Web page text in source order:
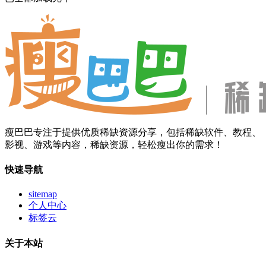
瘦巴巴专注于提供优质稀缺资源分享，包括稀缺软件、教程、
影视、游戏等内容，稀缺资源，轻松瘦出你的需求！
快速导航
sitemap
个人中心
标签云
关于本站